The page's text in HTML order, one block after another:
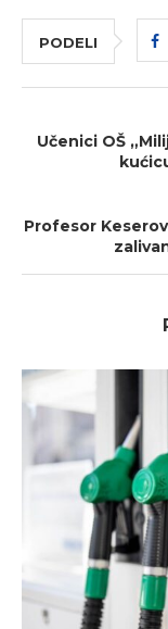
PODELI
Učenici OŠ
Profesor